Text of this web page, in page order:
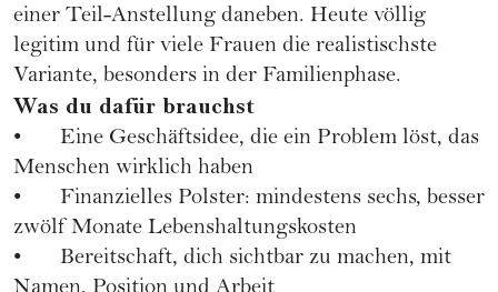
einer Teil-Anstellung daneben. Heute völlig
legitim und für viele Frauen die realistischste
Variante, besonders in der Familienphase.
Was du dafür brauchst
• Eine Geschäftsidee, die ein Problem löst, das
Menschen wirklich haben
• Finanzielles Polster: mindestens sechs, besser
zwölf Monate Lebenshaltungskosten
• Bereitschaft, dich sichtbar zu machen, mit